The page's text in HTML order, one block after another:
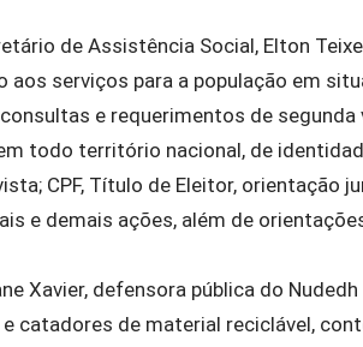
de Assistência Social, Elton
aos serviços para a população em
e requerimentos de
todo território nacional, de
CPF, Título de Eleitor, orientação
e demais ações, além de
Xavier, defensora pública do
e catadores de material reciclável,